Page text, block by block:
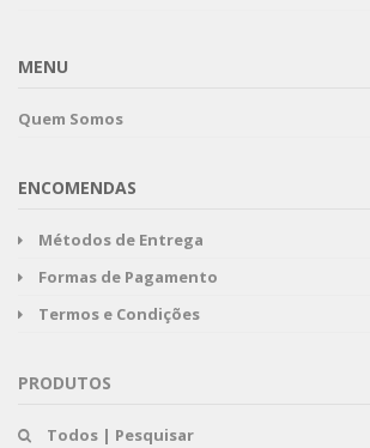
MENU
Quem Somos
ENCOMENDAS
Métodos de Entrega
Formas de Pagamento
Termos e Condições
PRODUTOS
Todos | Pesquisar